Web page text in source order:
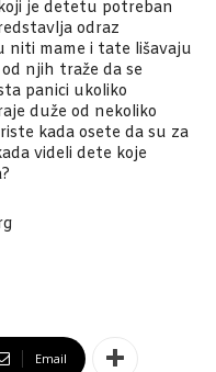
je detetu potreban
odraz
niti mame i tate lišavaju
njih traže da se
panici ukoliko
duže od nekoliko
kada osete da su za
videli dete koje
Email